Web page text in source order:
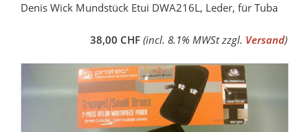
Denis Wick Mundstück Etui DWA216L, Leder, für Tuba
38,00 CHF (incl. 8.1% MWSt zzgl. Versand)